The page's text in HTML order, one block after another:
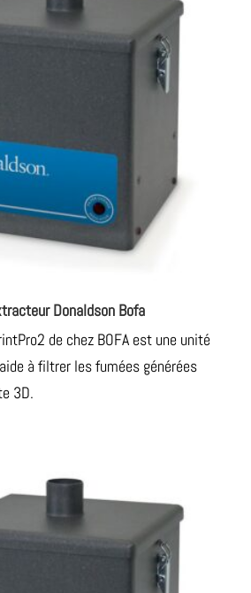
Donaldson Bofa
de chez BOFA est une unité
à filtrer les fumées générées
3D.